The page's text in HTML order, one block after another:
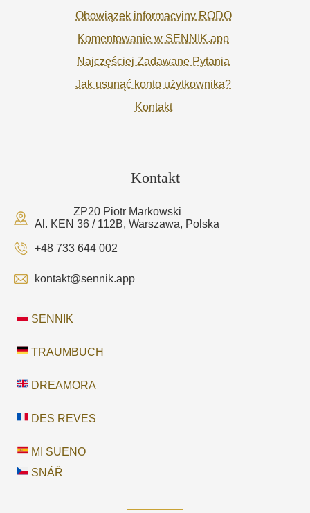
Obowiązek informacyjny RODO
Komentowanie w SENNIK.app
Najczęściej Zadawane Pytania
Jak usunąć konto użytkownika?
Kontakt
Kontakt
ZP20 Piotr Markowski
Al. KEN 36 / 112B, Warszawa, Polska
+48 733 644 002
kontakt@sennik.app
SENNIK
TRAUMBUCH
DREAMORA
DES REVES
MI SUENO
SNÁŘ